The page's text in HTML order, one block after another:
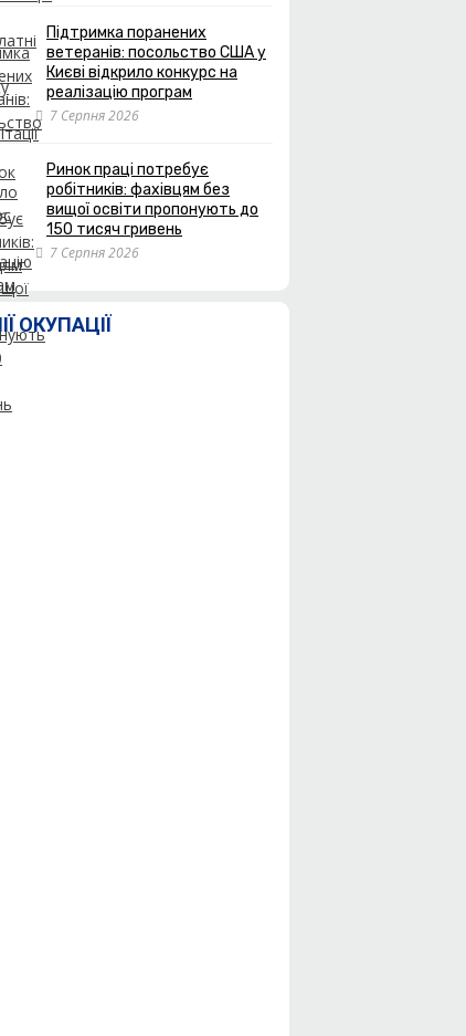
Підтримка поранених
ветеранів: посольство США у
Києві відкрило конкурс на
реалізацію програм
7 Серпня 2026
Ринок праці потребує
робітників: фахівцям без
вищої освіти пропонують до
150 тисяч гривень
7 Серпня 2026
ОКУПАЦІЇ